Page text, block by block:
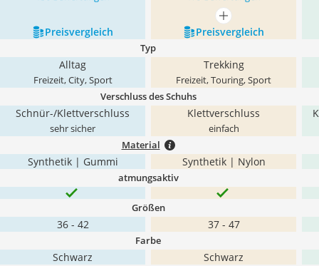
mehr anzeigen
Preis­vergleich
Preis­vergleich
Typ
Alltag
Freizeit, City, Sport
Trekking
Freizeit, Touring, Sport
Verschluss des Schuhs
Schnür-/Klettverschluss
sehr sicher
Klettverschluss
einfach
Material
Synthetik | Gummi Synthetik | Nylon
atmungsaktiv
Größen
36 - 42 37 - 47
Farbe
Schwarz Schwarz